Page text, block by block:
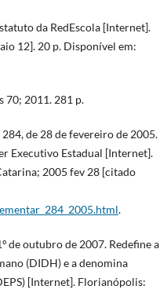
da RedEscola [Internet].
12]. 20 p. Disponível em:
70; 2011. 281 p.
de 28 de fevereiro de 2005.
Executivo Estadual [Internet].
2005 fev 28 [citado
.
de outubro de 2007. Redefine a
(DIDH) e a denomina
[Internet]. Florianópolis: